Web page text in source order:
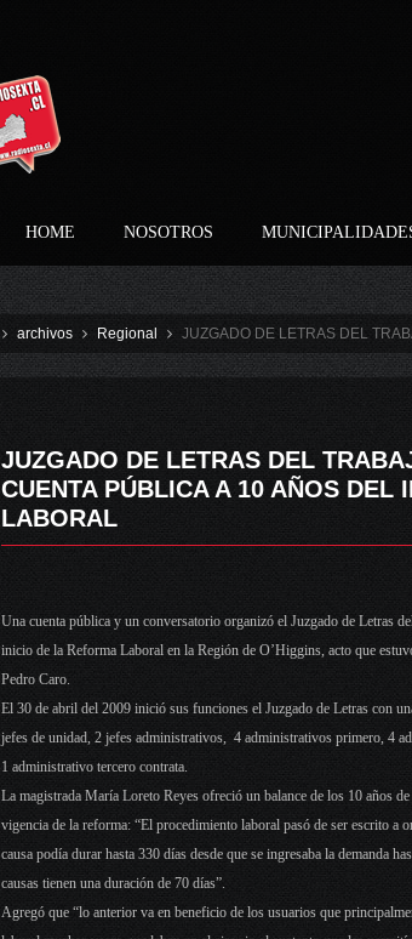
HOME NOSOTROS
archivos Regional JUZGADO DE LETRAS DEL
JUZGADO DE LETRAS DEL
CUENTA PÚBLICA A 10 AÑOS DEL
LABORAL
Una cuenta pública y un conversatorio organizó el Juzgado de Letras
inicio de la Reforma Laboral en la Región de O’Higgins, acto que
Pedro Caro.
El 30 de abril del 2009 inició sus funciones el Juzgado de Letras con
jefes de unidad, 2 jefes administrativos, 4 administrativos primero, 4
1 administrativo tercero contrata.
La magistrada María Loreto Reyes ofreció un balance de los 10 años
vigencia de la reforma: “El procedimiento laboral pasó de ser escrito
causa podía durar hasta 330 días desde que se ingresaba la demanda
causas tienen una duración de 70 días”.
Agregó que “lo anterior va en beneficio de los usuarios que